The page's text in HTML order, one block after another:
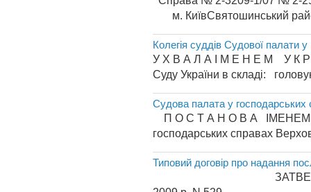
м. КиївСвятошинський
Колегія суддів Судової палати
У Х В А Л А І М Е Н Е М У К Р А
Суду України в складі:
Судова палата у господарських
П О С Т А Н О В А
господарських справах
Типовий договір про надання
ЗАТВЕРДЖЕНО